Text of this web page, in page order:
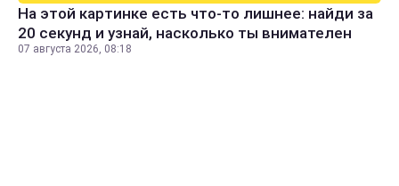
На этой картинке есть что-то лишнее: найди за
20 секунд и узнай, насколько ты внимателен
07 августа 2026, 08:18